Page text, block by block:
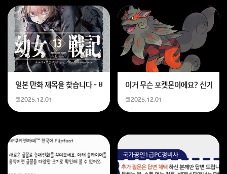
일본 만화 제목을 찾습니다 - 비행 마법 저격 여자 기억하기로는 위의 내
2025.12.01
이거 무슨 포켓몬이에요? 신기하
2025.12.01